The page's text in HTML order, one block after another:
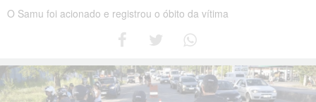
O Samu foi acionado e registrou o óbito da vítima